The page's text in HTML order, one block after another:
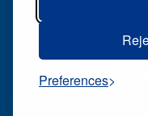
Preferences
TODOS LOS
NEWS DIGITAL.